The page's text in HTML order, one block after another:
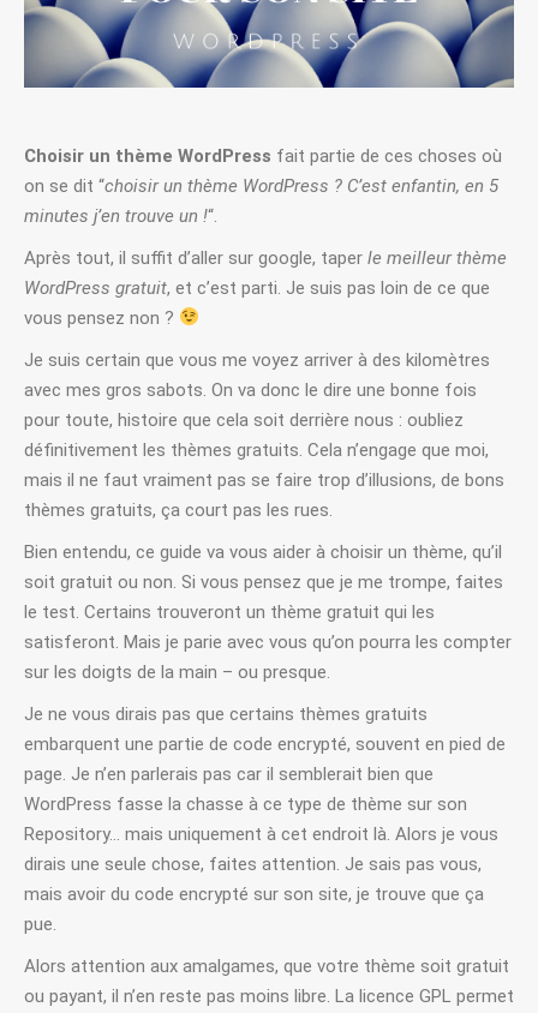
Choisir un thème WordPress fait partie de ces choses où
on se dit “choisir un thème WordPress ? C’est enfantin, en 5
minutes j’en trouve un !“.
Après tout, il suffit d’aller sur google, taper le meilleur thème
WordPress gratuit, et c’est parti. Je suis pas loin de ce que
vous pensez non ?
Je suis certain que vous me voyez arriver à des kilomètres
avec mes gros sabots. On va donc le dire une bonne fois
pour toute, histoire que cela soit derrière nous : oubliez
définitivement les thèmes gratuits. Cela n’engage que moi,
mais il ne faut vraiment pas se faire trop d’illusions, de bons
thèmes gratuits, ça court pas les rues.
Bien entendu, ce guide va vous aider à choisir un thème, qu’il
soit gratuit ou non. Si vous pensez que je me trompe, faites
le test. Certains trouveront un thème gratuit qui les
satisferont. Mais je parie avec vous qu’on pourra les compter
sur les doigts de la main – ou presque.
Je ne vous dirais pas que certains thèmes gratuits
embarquent une partie de code encrypté, souvent en pied de
page. Je n’en parlerais pas car il semblerait bien que
WordPress fasse la chasse à ce type de thème sur son
Repository… mais uniquement à cet endroit là. Alors je vous
dirais une seule chose, faites attention. Je sais pas vous,
mais avoir du code encrypté sur son site, je trouve que ça
pue.
Alors attention aux amalgames, que votre thème soit gratuit
ou payant, il n’en reste pas moins libre. La licence GPL permet